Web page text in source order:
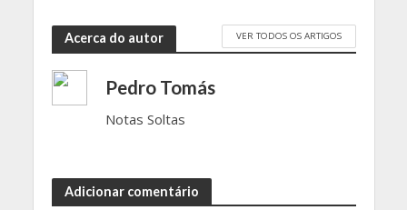
Acerca do autor VER TODOS OS ARTIGOS
Pedro Tomás
Notas Soltas
Adicionar comentário